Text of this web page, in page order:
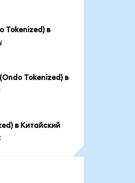
Tokenized) в
Tokenized) в
в Китайский